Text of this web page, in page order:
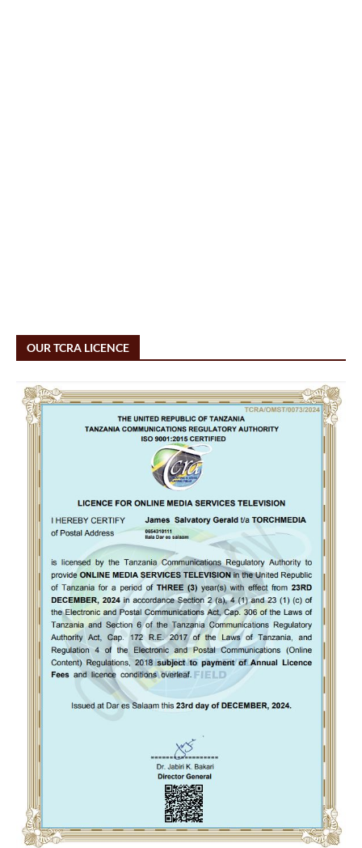
OUR TCRA LICENCE